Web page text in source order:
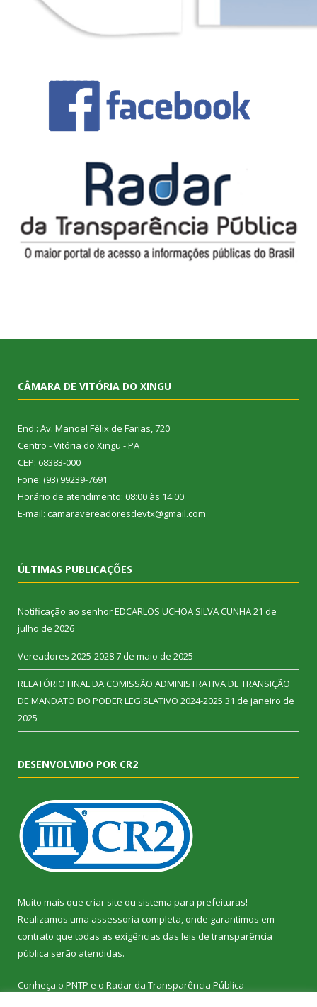
CÂMARA DE VITÓRIA DO XINGU
End.: Av. Manoel Félix de Farias, 720
Centro - Vitória do Xingu - PA
CEP: 68383-000
Fone: (93) 99239-7691
Horário de atendimento: 08:00 às 14:00
E-mail: camaravereadoresdevtx@gmail.com
ÚLTIMAS PUBLICAÇÕES
Notificação ao senhor EDCARLOS UCHOA SILVA CUNHA21 de
julho de 2026
Vereadores 2025-20287 de maio de 2025
RELATÓRIO FINAL DA COMISSÃO ADMINISTRATIVA DE TRANSIÇÃO
DE MANDATO DO PODER LEGISLATIVO 2024-2025 31 de janeiro de
2025
DESENVOLVIDO POR CR2
Muito mais que criar site ou sistema para prefeituras!
Realizamos uma assessoria completa, onde garantimos em
contrato que todas as exigências das leis de transparência
pública serão atendidas.
Conheça o PNTP e o Radar da Transparência Pública